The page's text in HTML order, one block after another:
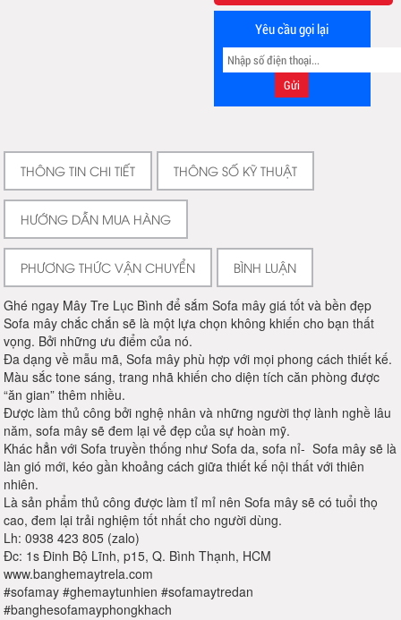
Yêu cầu gọi lại
THÔNG TIN CHI TIẾT THÔNG SỐ KỸ THUẬT
HƯỚNG DẪN MUA HÀNG
PHƯƠNG THỨC VẬN CHUYỂN BÌNH LUẬN
Ghé ngay Mây Tre Lục Bình để sắm Sofa mây giá tốt và bền đẹp
Sofa mây chắc chắn sẽ là một lựa chọn không khiến cho bạn thất
vọng. Bởi những ưu điểm của nó.
Đa dạng về mẫu mã, Sofa mây phù hợp với mọi phong cách thiết kế.
Màu sắc tone sáng, trang nhã khiến cho diện tích căn phòng được
“ăn gian” thêm nhiều.
Được làm thủ công bởi nghệ nhân và những người thợ lành nghề lâu
năm, sofa mây sẽ đem lại vẻ đẹp của sự hoàn mỹ.
Khác hẳn với Sofa truyền thống như Sofa da, sofa nỉ- Sofa mây sẽ là
làn gió mới, kéo gần khoảng cách giữa thiết kế nội thất với thiên
nhiên.
Là sản phẩm thủ công được làm tỉ mỉ nên Sofa mây sẽ có tuổi thọ
cao, đem lại trải nghiệm tốt nhất cho người dùng.
Lh: 0938 423 805 (zalo)
Đc: 1s Đinh Bộ Lĩnh, p15, Q. Bình Thạnh, HCM
www.banghemaytrela.com
#sofamay #ghemaytunhien #sofamaytredan
#banghesofamayphongkhach